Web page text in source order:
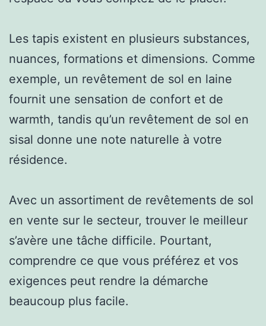
Les tapis existent en plusieurs substances,
nuances, formations et dimensions. Comme
exemple, un revêtement de sol en laine
fournit une sensation de confort et de
warmth, tandis qu’un revêtement de sol en
sisal donne une note naturelle à votre
résidence.
Avec un assortiment de revêtements de sol
en vente sur le secteur, trouver le meilleur
s’avère une tâche difficile. Pourtant,
comprendre ce que vous préférez et vos
exigences peut rendre la démarche
beaucoup plus facile.